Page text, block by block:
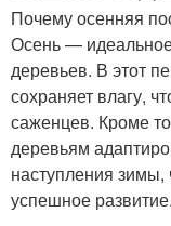
Почему осенняя
Осень —
деревьев. В этот
сохраняет влагу,
саженцев. Кроме
деревьям
наступления
успешное развитие.